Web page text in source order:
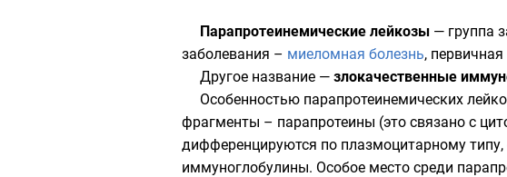
Парапротеинемические лейкозы — группа
заболевания – миеломная болезнь, первичная
Другое название — злокачественные
Особенностью парапротеинемических
фрагменты – парапротеины (это связано с
дифференцируются по плазмоцитарному
иммуноглобулины. Особое место среди